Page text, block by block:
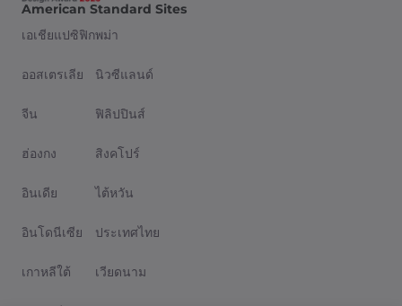
American Standard Sites
เอเชียแปซิฟิก
ออสเตรเลีย
จีน
ฮ่องกง
อินเดีย
อินโดนีเซีย
เกาหลีใต้
พม่า
นิวซีแลนด์
ฟิลิปปินส์
สิงคโปร์
ไต้หวัน
ประเทศไทย
เวียดนาม